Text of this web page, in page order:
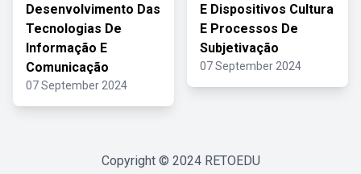
Desenvolvimento Das
Tecnologias De
Informação E
Comunicação
07 September 2024
E Dispositivos Cultura
E Processos De
Subjetivação
07 September 2024
Copyright © 2024 RETOEDU